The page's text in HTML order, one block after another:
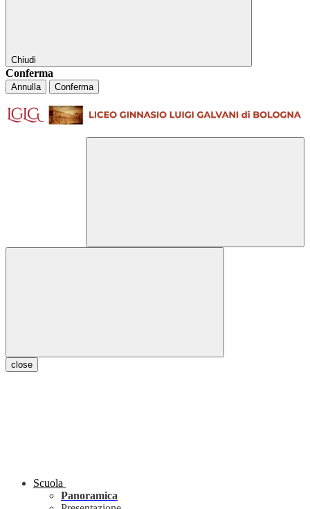
Chiudi
Conferma
Annulla Conferma
close
Scuola
Panoramica